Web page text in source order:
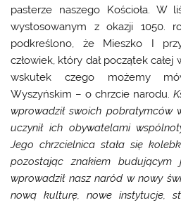
pasterze naszego Kościoła. W
wystosowanym z okazji 1050.
podkreślono, że Mieszko I
człowiek, który dał początek
wskutek czego możemy
Wyszyńskim – o chrzcie narodu.
wprowadził swoich pobratymców
uczynił ich obywatelami
Jego chrzcielnica stała się
pozostając znakiem budującym
wprowadził nasz naród w nowy
nową kulturę, nowe instytucje,